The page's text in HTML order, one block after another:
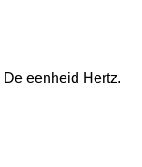
De eenheid Hertz.